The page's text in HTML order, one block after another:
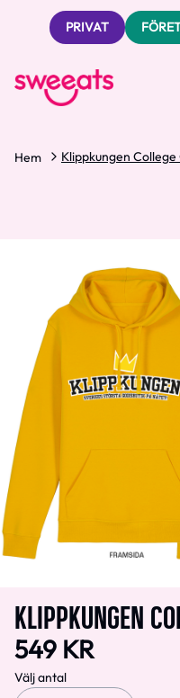
PRIVAT
Hem Klippkungen College
KLIPPKUNGEN
549 KR
Välj antal